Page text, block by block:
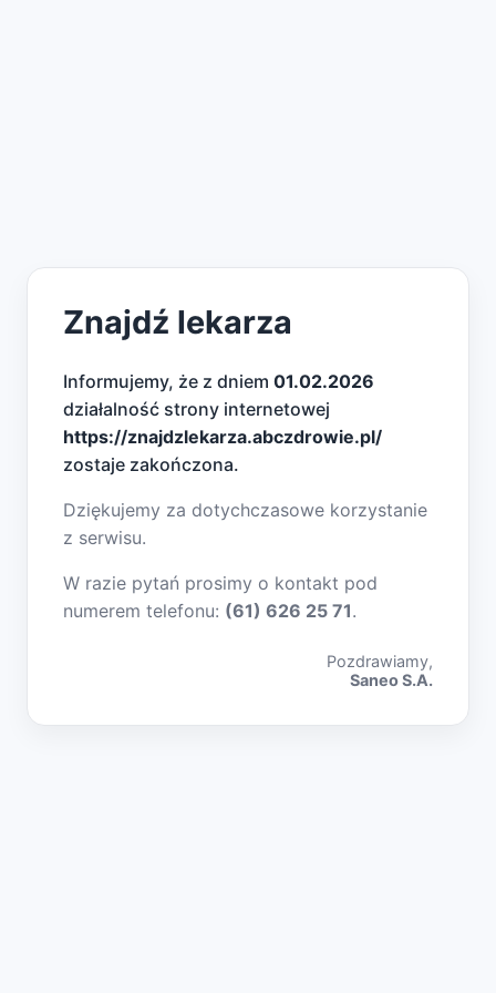
Znajdź lekarza
Informujemy, że z dniem 01.02.2026
działalność strony internetowej
https://znajdzlekarza.abczdrowie.pl/
zostaje zakończona.
Dziękujemy za dotychczasowe korzystanie
z serwisu.
W razie pytań prosimy o kontakt pod
numerem telefonu: (61) 626 25 71.
Pozdrawiamy,
Saneo S.A.